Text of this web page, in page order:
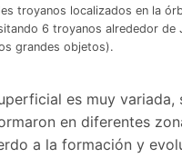
troyanos localizados en la
6 troyanos alrededor de
grandes objetos).
es muy variada,
en diferentes
a la formación y